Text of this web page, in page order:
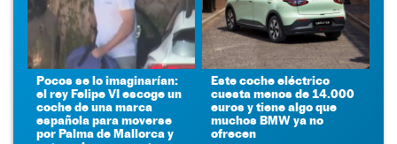
Pocos se lo imaginarían:
el rey Felipe VI escoge un
coche de una marca
española para moverse
por Palma de Mallorca y
Este coche eléctrico
cuesta menos de 14.000
euros y tiene algo que
muchos BMW ya no
ofrecen